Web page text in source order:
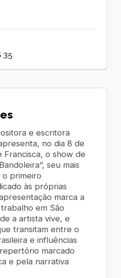
35
e escritora
no dia 8 de
Francisca, o show de
seu mais
primeiro
às próprias
marca a
em São
a artista vive, e
transitam entre o
e influências
marcado
e pela narrativa